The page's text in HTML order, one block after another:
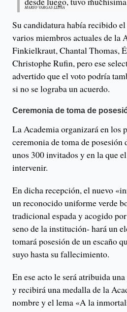
MARIO VARGAS LLOSA
Su candidatura había recibido
varios miembros actuales de la
Finkielkraut, Chantal Thomas,
Christophe Rufin, pero ese
advertido que el voto podría
si no se lograba un acuerdo.
Ceremonia de toma de
La Academia organizará en los
ceremonia de toma de posesión
unos 300 invitados y en la que
intervenir.
En dicha recepción, el nuevo
un reconocido uniforme verde
tradicional espada y acogido
seno de la institución- hará un
tomará posesión de un escaño
suyo hasta su fallecimiento.
En ese acto le será atribuida
y recibirá una medalla de la
nombre y el lema «A la